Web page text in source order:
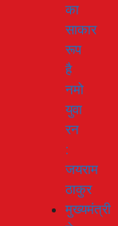
का
साकार
रूप
है
नमो
युवा
रन
:
जयराम
ठाकुर
मुख्यमंत्री